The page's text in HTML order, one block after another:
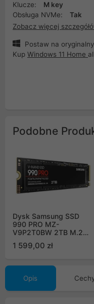
Klucze:
M key
Obsługa NVMe:
Tak
Zobacz więcej
Postaw na
Kup Windows 11 Home
Podobne
Dysk Samsung SSD
990 PRO MZ-
V9P2T0BW 2TB M.2
PCIe NVMe Gen4
1 599,00 zł
Opis